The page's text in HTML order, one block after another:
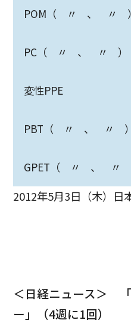
POM（ 〃 、 〃 ）
PC（ 〃 、 〃 ）
変性PPE
PBT（ 〃 、 〃 ）
GPET（ 〃 、 〃
2012年5月3日（木）日
＜日経ニュース＞
ー」（4週に1回）